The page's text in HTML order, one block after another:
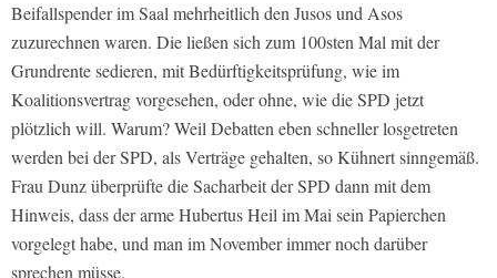
Beifallspender im Saal mehrheitlich den Jusos und Asos
zuzurechnen waren. Die ließen sich zum 100sten Mal mit der
Grundrente sedieren, mit Bedürftigkeitsprüfung, wie im
Koalitionsvertrag vorgesehen, oder ohne, wie die SPD jetzt
plötzlich will. Warum? Weil Debatten eben schneller losgetreten
werden bei der SPD, als Verträge gehalten, so Kühnert sinngemäß.
Frau Dunz überprüfte die Sacharbeit der SPD dann mit dem
Hinweis, dass der arme Hubertus Heil im Mai sein Papierchen
vorgelegt habe, und man im November immer noch darüber
sprechen müsse.